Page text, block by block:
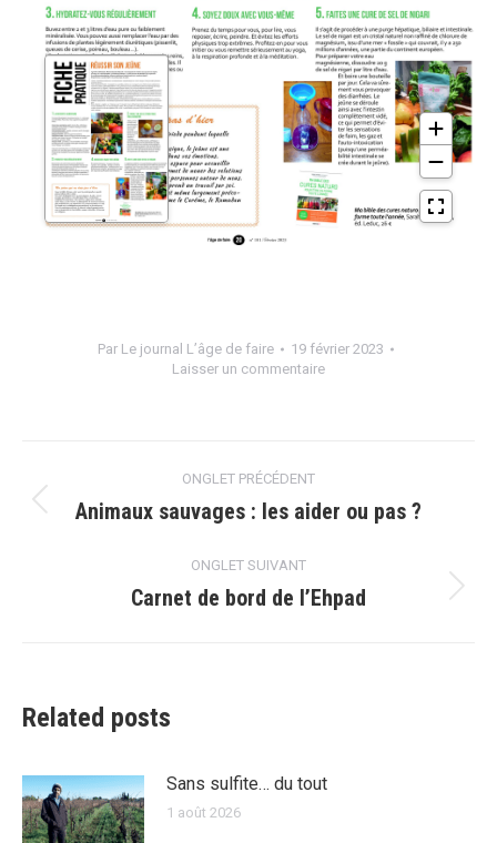
Par Le journal L’âge de faire
19 février 2023
Laisser un commentaire
Navigation
de
commentaire
ONGLET PRÉCÉDENT
Onglet
Animaux sauvages : les aider ou pas ?
ONGLET SUIVANT
Onglet
Carnet de bord de l’Ehpad
Related posts
Sans sulfite… du tout
1 août 2026